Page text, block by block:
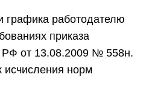
графика работодателю
приказа
РФ от 13.08.2009 № 558н.
исчисления норм